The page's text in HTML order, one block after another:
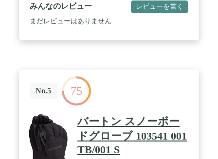
とは絶対ない！ / 🌞【3M綿＆フリース素材で保温性
一層高め】● 保温ポイント③：断熱性に優れた3M
Thinsulate（シンサレート）高機能中綿素材を採用
を持ちます。● 保温ポイント④：キッズスキーグロ
できるアジャスターが付いている雪や風が入ってき
にくくなるので、 キッズスノー手袋中の温度が維持
できます。スキー場或いは雪遊びのハーフタイムに
紛失しないように、両手につながる紐もありますの
処理】Hikentureキッズスキー手袋は人間工学に基づ
いた、3D立体断裁・縫製技術で筒状の曲がった指先
によってシワやヨレが生じにくく、子供もラクに手
袋を着脱できます。手のひらは全部に柔軟な滑り止
め処理なので、使用しているとき、確かなグリップ
みんなのレビュー レビューを書く
まだレビューはありません
No.5 75
バートン スノーボー
ドグローブ 103541 001
TB/001 S